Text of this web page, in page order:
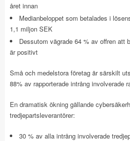
året innan
Medianbeloppet som betalades i
1,1 miljon SEK
Dessutom vägrade 64 % av offren att
är positivt
Små och medelstora företag är särskilt
88% av rapporterade intrång involverade
En dramatisk ökning gällande
tredjepartsleverantörer:
30 % av alla intrång involverade